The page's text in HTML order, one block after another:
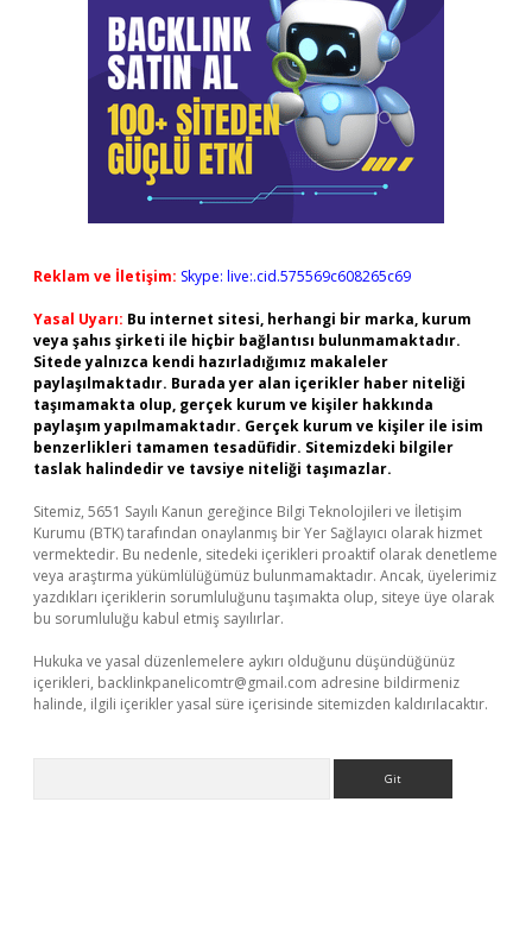
Reklam ve İletişim: Skype: live:.cid.575569c608265c69
Yasal Uyarı: Bu internet sitesi, herhangi bir marka, kurum
veya şahıs şirketi ile hiçbir bağlantısı bulunmamaktadır.
Sitede yalnızca kendi hazırladığımız makaleler
paylaşılmaktadır. Burada yer alan içerikler haber niteliği
taşımamakta olup, gerçek kurum ve kişiler hakkında
paylaşım yapılmamaktadır. Gerçek kurum ve kişiler ile isim
benzerlikleri tamamen tesadüfidir. Sitemizdeki bilgiler
taslak halindedir ve tavsiye niteliği taşımazlar.
Sitemiz, 5651 Sayılı Kanun gereğince Bilgi Teknolojileri ve İletişim
Kurumu (BTK) tarafından onaylanmış bir Yer Sağlayıcı olarak hizmet
vermektedir. Bu nedenle, sitedeki içerikleri proaktif olarak denetleme
veya araştırma yükümlülüğümüz bulunmamaktadır. Ancak, üyelerimiz
yazdıkları içeriklerin sorumluluğunu taşımakta olup, siteye üye olarak
bu sorumluluğu kabul etmiş sayılırlar.
Hukuka ve yasal düzenlemelere aykırı olduğunu düşündüğünüz
içerikleri, backlinkpanelicomtr@gmail.com adresine bildirmeniz
halinde, ilgili içerikler yasal süre içerisinde sitemizden kaldırılacaktır.